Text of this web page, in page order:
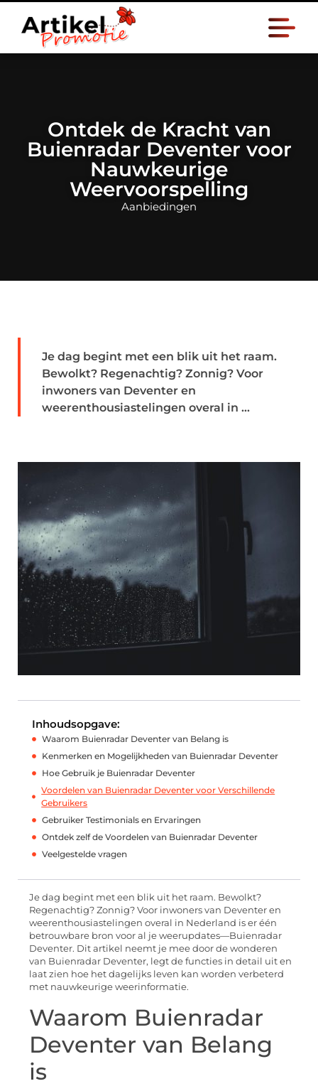
Ontdek de Kracht van
Buienradar Deventer voor
Nauwkeurige
Weervoorspelling
Aanbiedingen
Je dag begint met een blik uit het raam.
Bewolkt? Regenachtig? Zonnig? Voor
inwoners van Deventer en
weerenthousiastelingen overal in ...
Inhoudsopgave:
Waarom Buienradar Deventer van Belang is
Kenmerken en Mogelijkheden van Buienradar Deventer
Hoe Gebruik je Buienradar Deventer
Voordelen van Buienradar Deventer voor Verschillende
Gebruikers
Gebruiker Testimonials en Ervaringen
Ontdek zelf de Voordelen van Buienradar Deventer
Veelgestelde vragen
Je dag begint met een blik uit het raam. Bewolkt?
Regenachtig? Zonnig? Voor inwoners van Deventer en
weerenthousiastelingen overal in Nederland is er één
betrouwbare bron voor al je weerupdates—Buienradar
Deventer. Dit artikel neemt je mee door de wonderen
van Buienradar Deventer, legt de functies in detail uit en
laat zien hoe het dagelijks leven kan worden verbeterd
met nauwkeurige weerinformatie.
Waarom Buienradar
Deventer van Belang
is